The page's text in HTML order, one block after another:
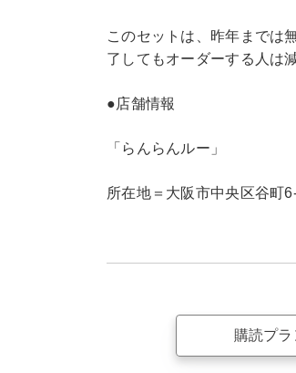
このセットは、昨年までは
了してもオーダーする人は
●店舗情報
「らんらんルー」
所在地＝大阪市中央区谷町
購読プ